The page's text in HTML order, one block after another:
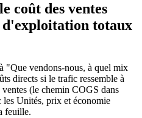
coût des ventes
totaux
"Que vendons-nous, à quel mix
directs si le trafic ressemble à
(le chemin COGS dans
les Unités, prix et économie
feuille.